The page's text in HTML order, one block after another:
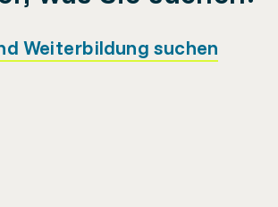
Weiterbildung suchen